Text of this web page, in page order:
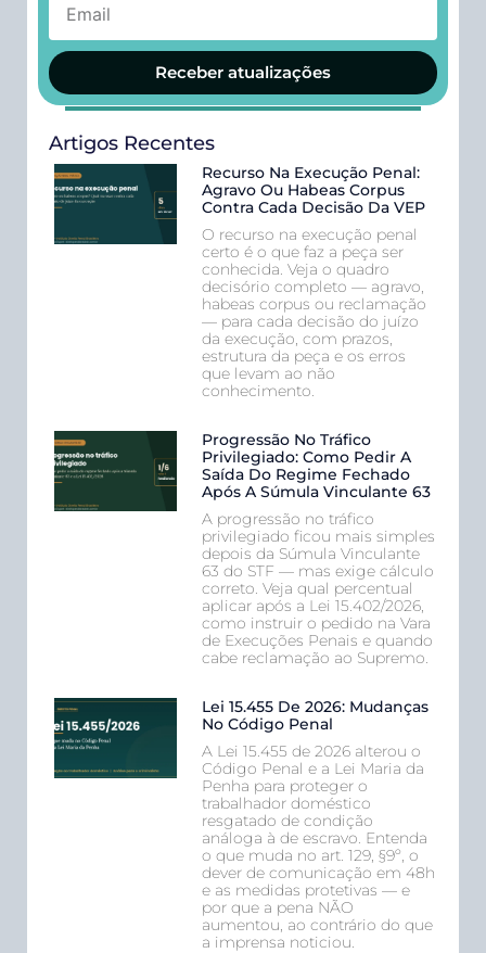
Receber atualizações
Artigos Recentes
Recurso Na Execução Penal:
Agravo Ou Habeas Corpus
Contra Cada Decisão Da VEP
O recurso na execução penal
certo é o que faz a peça ser
conhecida. Veja o quadro
decisório completo — agravo,
habeas corpus ou reclamação
— para cada decisão do juízo
da execução, com prazos,
estrutura da peça e os erros
que levam ao não
conhecimento.
Progressão No Tráfico
Privilegiado: Como Pedir A
Saída Do Regime Fechado
Após A Súmula Vinculante 63
A progressão no tráfico
privilegiado ficou mais simples
depois da Súmula Vinculante
63 do STF — mas exige cálculo
correto. Veja qual percentual
aplicar após a Lei 15.402/2026,
como instruir o pedido na Vara
de Execuções Penais e quando
cabe reclamação ao Supremo.
Lei 15.455 De 2026: Mudanças
No Código Penal
A Lei 15.455 de 2026 alterou o
Código Penal e a Lei Maria da
Penha para proteger o
trabalhador doméstico
resgatado de condição
análoga à de escravo. Entenda
o que muda no art. 129, §9º, o
dever de comunicação em 48h
e as medidas protetivas — e
por que a pena NÃO
aumentou, ao contrário do que
a imprensa noticiou.